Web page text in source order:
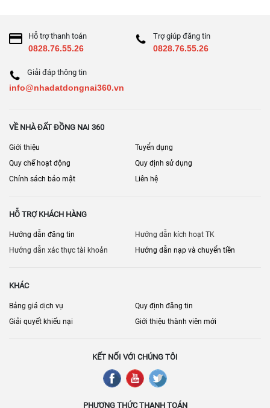
Hỗ trợ thanh toán
0828.76.55.26
Trợ giúp đăng tin
0828.76.55.26
Giải đáp thông tin
info@nhadatdongnai360.vn
VỀ NHÀ ĐẤT ĐỒNG NAI 360
Giới thiệu
Tuyển dụng
Quy chế hoạt động
Quy định sử dụng
Chính sách bảo mật
Liên hệ
HỖ TRỢ KHÁCH HÀNG
Hướng dẫn đăng tin
Hướng dẫn kích hoạt TK
Hướng dẫn xác thực tài khoản
Hướng dẫn nạp và chuyển tiền
KHÁC
Bảng giá dịch vụ
Quy định đăng tin
Giải quyết khiếu nại
Giới thiệu thành viên mới
KẾT NỐI VỚI CHÚNG TÔI
PHƯƠNG THỨC THANH TOÁN